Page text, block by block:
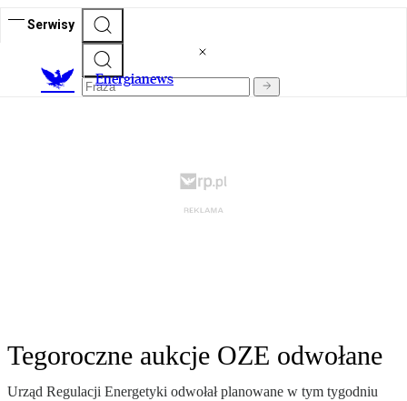
Serwisy
Energianews
Tegoroczne aukcje OZE odwołane
Urząd Regulacji Energetyki odwołał planowane w tym tygodniu